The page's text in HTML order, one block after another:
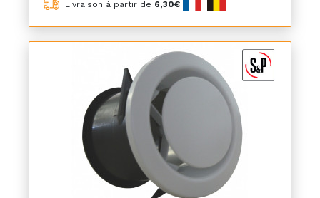
Livraison à partir de 6,30€